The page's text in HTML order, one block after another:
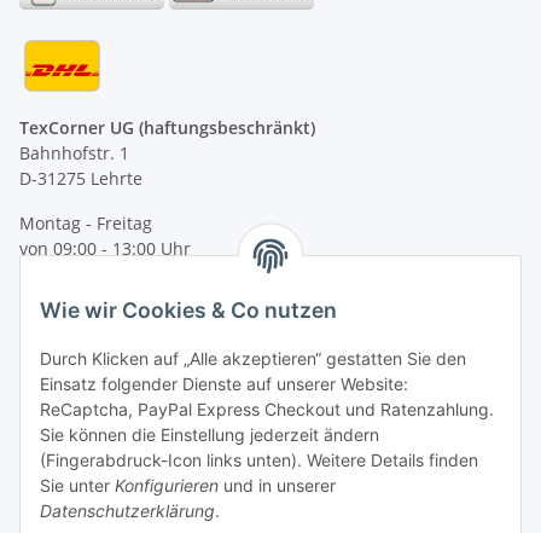
TexCorner UG (haftungsbeschränkt)
Bahnhofstr. 1
D-31275 Lehrte
Montag - Freitag
von 09:00 - 13:00 Uhr
Tel: +49 (0) 5132 8230689
E-Mail:mail@texcorner.de
Wie wir Cookies & Co nutzen
Durch Klicken auf „Alle akzeptieren“ gestatten Sie den
Einsatz folgender Dienste auf unserer Website:
ReCaptcha, PayPal Express Checkout und Ratenzahlung.
Sie können die Einstellung jederzeit ändern
(Fingerabdruck-Icon links unten). Weitere Details finden
Sie unter Konfigurieren und in unserer
Datenschutzerklärung.